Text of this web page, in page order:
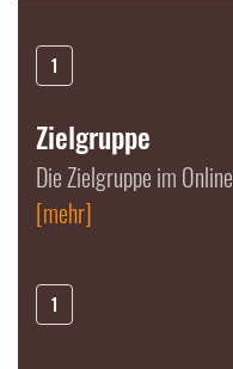
1
Zielgruppe
Die Zielgruppe im
[mehr]
1